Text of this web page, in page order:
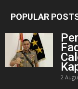
POPULAR
2